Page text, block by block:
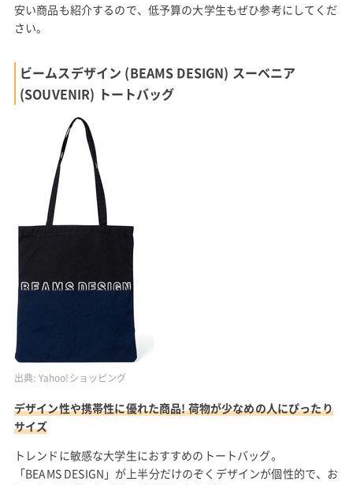
安い商品も紹介するので、低予算の大学生もぜひ参考にしてくだ
さい。
ビームスデザイン (BEAMS DESIGN) スーベニア
(SOUVENIR) トートバッグ
出典: Yahoo!ショッピング
デザイン性や携帯性に優れた商品! 荷物が少なめの人にぴったり
サイズ
トレンドに敏感な大学生におすすめのトートバッグ。
「BEAMS DESIGN」が上半分だけのぞくデザインが個性的で、お